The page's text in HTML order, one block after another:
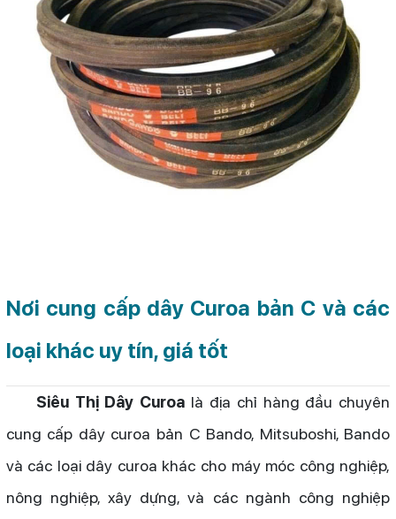
Nơi cung cấp dây Curoa bản C và các
loại khác uy tín, giá tốt
Siêu Thị Dây Curoa là địa chỉ hàng đầu chuyên
cung cấp dây curoa bản C Bando, Mitsuboshi, Bando
và các loại dây curoa khác cho máy móc công nghiệp,
nông nghiệp, xây dựng, và các ngành công nghiệp